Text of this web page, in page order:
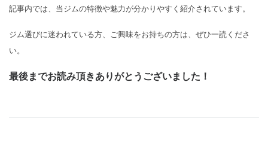
記事内では、当ジムの特徴や魅力が分かりやすく紹介されています。
ジム選びに迷われている方、ご興味をお持ちの方は、ぜひ一読くださ
い。
最後までお読み頂きありがとうございました！